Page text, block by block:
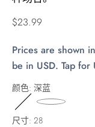
Regular
$23.99
Prices are shown
be in USD. Tap for
颜色: 深蓝
尺寸: 28